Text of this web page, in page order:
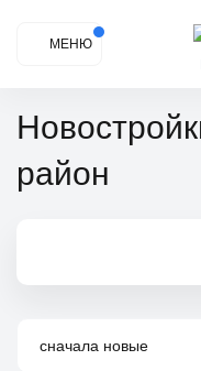
МЕНЮ
Новостройки Ленинский
район
сначала новые